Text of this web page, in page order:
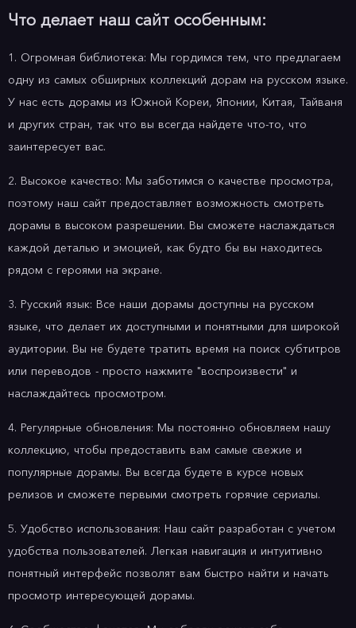
Что делает наш сайт особенным:
1. Огромная библиотека: Мы гордимся тем, что предлагаем
одну из самых обширных коллекций дорам на русском языке.
У нас есть дорамы из Южной Кореи, Японии, Китая, Тайваня
и других стран, так что вы всегда найдете что-то, что
заинтересует вас.
2. Высокое качество: Мы заботимся о качестве просмотра,
поэтому наш сайт предоставляет возможность смотреть
дорамы в высоком разрешении. Вы сможете наслаждаться
каждой деталью и эмоцией, как будто бы вы находитесь
рядом с героями на экране.
3. Русский язык: Все наши дорамы доступны на русском
языке, что делает их доступными и понятными для широкой
аудитории. Вы не будете тратить время на поиск субтитров
или переводов - просто нажмите "воспроизвести" и
наслаждайтесь просмотром.
4. Регулярные обновления: Мы постоянно обновляем нашу
коллекцию, чтобы предоставить вам самые свежие и
популярные дорамы. Вы всегда будете в курсе новых
релизов и сможете первыми смотреть горячие сериалы.
5. Удобство использования: Наш сайт разработан с учетом
удобства пользователей. Легкая навигация и интуитивно
понятный интерфейс позволят вам быстро найти и начать
просмотр интересующей дорамы.